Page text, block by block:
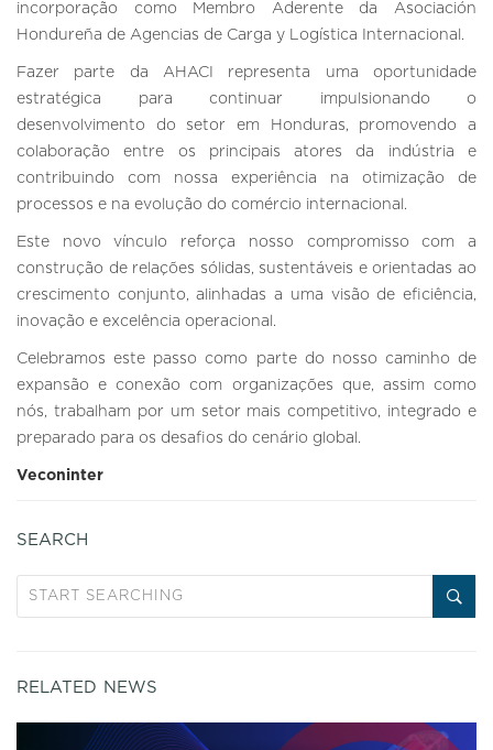
incorporação como Membro Aderente da Asociación
Hondureña de Agencias de Carga y Logística Internacional.
Fazer parte da AHACI representa uma oportunidade
estratégica para continuar impulsionando o
desenvolvimento do setor em Honduras, promovendo a
colaboração entre os principais atores da indústria e
contribuindo com nossa experiência na otimização de
processos e na evolução do comércio internacional.
Este novo vínculo reforça nosso compromisso com a
construção de relações sólidas, sustentáveis e orientadas ao
crescimento conjunto, alinhadas a uma visão de eficiência,
inovação e excelência operacional.
Celebramos este passo como parte do nosso caminho de
expansão e conexão com organizações que, assim como
nós, trabalham por um setor mais competitivo, integrado e
preparado para os desafios do cenário global.
Veconinter
SEARCH
RELATED NEWS